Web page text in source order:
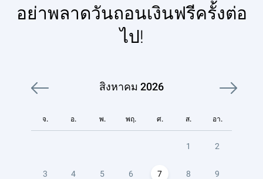
อย่าพลาดวันถอนเงินฟรีครั้งต่อ
ไป!
สิงหาคม 2026
จ. อ. พ. พฤ. ศ. ส. อา.
1 2
3 4 5 6 7 8 9